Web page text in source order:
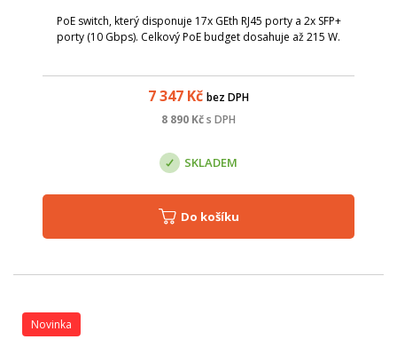
PoE switch, který disponuje 17x GEth RJ45 porty a 2x SFP+
porty (10 Gbps). Celkový PoE budget dosahuje až 215 W.
7 347 Kč bez DPH
8 890 Kčs DPH
SKLADEM
Do košíku
Novinka